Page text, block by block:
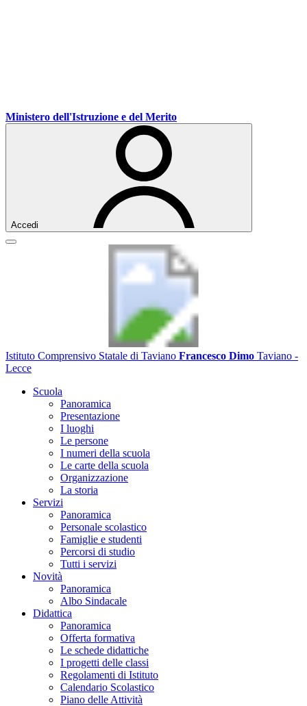
Vai
ai
Vai
al
Vai
al
Ministero dell'Istruzione e del Merito
Accedi
Istituto Comprensivo Statale di Taviano Francesco Dimo Taviano -
Lecce
Scuola
Panoramica
Presentazione
I luoghi
Le persone
I numeri della scuola
Le carte della scuola
Organizzazione
La storia
Servizi
Panoramica
Personale scolastico
Famiglie e studenti
Percorsi di studio
Tutti i servizi
Novità
Panoramica
Albo Sindacale
Didattica
Panoramica
Offerta formativa
Le schede didattiche
I progetti delle classi
Regolamenti di Istituto
Calendario Scolastico
Piano delle Attività